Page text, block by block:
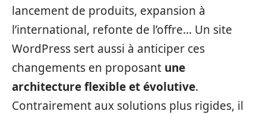
lancement de produits, expansion à
l’international, refonte de l’offre… Un site
WordPress sert aussi à anticiper ces
changements en proposant une
architecture flexible et évolutive.
Contrairement aux solutions plus rigides, il